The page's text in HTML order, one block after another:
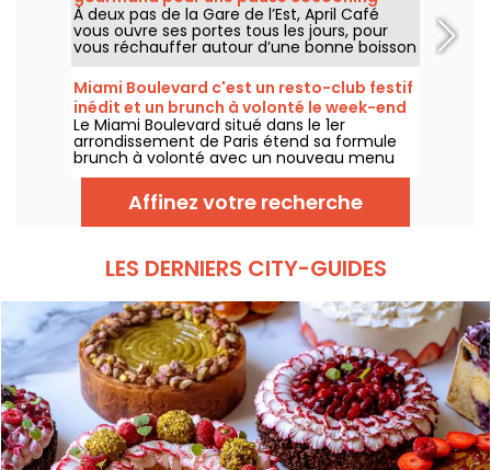
dans le 10e
À deux pas de la Gare de l’Est, April Café
vous ouvre ses portes tous les jours, pour
vous réchauffer autour d’une bonne boisson
chaude, pour s’arrêter prendre le goûter ou
passer un moment au calme et au sec.
Miami Boulevard c'est un resto-club festif
inédit et un brunch à volonté le week-end
Le Miami Boulevard situé dans le 1er
arrondissement de Paris étend sa formule
brunch à volonté avec un nouveau menu
composé de nouvelles recettes et d'un
choix plus large de grillades et barbecue,
tout en conservant sa formule à volonté et
tout inclus de 29€ par adulte, disponible les
Affinez votre recherche
LES DERNIERS CITY-GUIDES